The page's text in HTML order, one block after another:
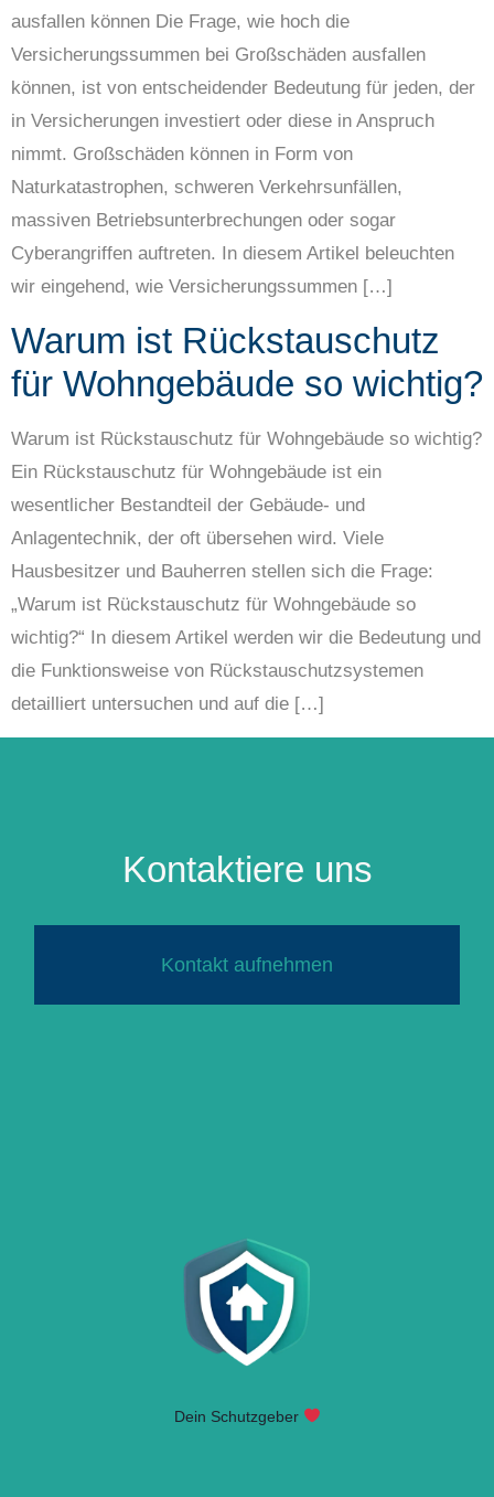
ausfallen können Die Frage, wie hoch die
Versicherungssummen bei Großschäden ausfallen
können, ist von entscheidender Bedeutung für jeden, der
in Versicherungen investiert oder diese in Anspruch
nimmt. Großschäden können in Form von
Naturkatastrophen, schweren Verkehrsunfällen,
massiven Betriebsunterbrechungen oder sogar
Cyberangriffen auftreten. In diesem Artikel beleuchten
wir eingehend, wie Versicherungssummen […]
Warum ist Rückstauschutz
für Wohngebäude so wichtig?
Warum ist Rückstauschutz für Wohngebäude so wichtig?
Ein Rückstauschutz für Wohngebäude ist ein
wesentlicher Bestandteil der Gebäude- und
Anlagentechnik, der oft übersehen wird. Viele
Hausbesitzer und Bauherren stellen sich die Frage:
„Warum ist Rückstauschutz für Wohngebäude so
wichtig?“ In diesem Artikel werden wir die Bedeutung und
die Funktionsweise von Rückstauschutzsystemen
detailliert untersuchen und auf die […]
Kontaktiere uns
Kontakt aufnehmen
Dein Schutzgeber